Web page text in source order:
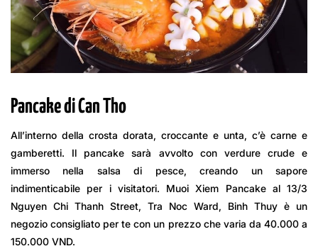
Pancake di Can Tho
All’interno della crosta dorata, croccante e unta, c’è carne e
gamberetti. Il pancake sarà avvolto con verdure crude e
immerso nella salsa di pesce, creando un sapore
indimenticabile per i visitatori. Muoi Xiem Pancake al 13/3
Nguyen Chi Thanh Street, Tra Noc Ward, Binh Thuy è un
negozio consigliato per te con un prezzo che varia da 40.000 a
150.000 VND.